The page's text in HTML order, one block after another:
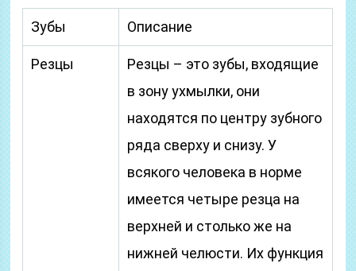
Зубы Описание
Резцы
Резцы – это зубы, входящие
в зону ухмылки, они
находятся по центру зубного
ряда сверху и снизу. У
всякого человека в норме
имеется четыре резца на
верхней и столько же на
нижней челюсти. Их функция